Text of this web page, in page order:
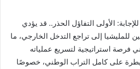
الأولى التفاؤل الحذر.. قد يؤدي
للمليشيا إلى تراجع التدخل الخارجي، ما
فرصة استراتيجية لتسريع عملياته
على كامل التراب الوطني، خصوصًا